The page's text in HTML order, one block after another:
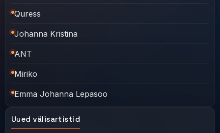
Quress
Johanna Kristina
ANT
Miriko
Emma Johanna Lepasoo
Uued välisartistid